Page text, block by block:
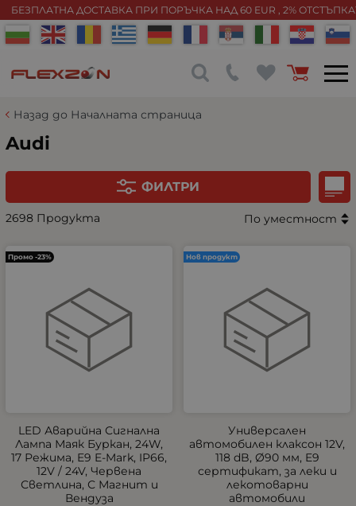
БЕЗПЛАТНА ДОСТАВКА ПРИ ПОРЪЧКА НАД 60 EUR , 2%
Назад до Началната страница
Audi
ФИЛТРИ
2698 Продукта По уместност
LED Аварийна Сигнална
Лампа Маяк Буркан, 24W,
17 Режима, E9 E-Mark, IP66,
12V / 24V, Червена
Светлина, С Магнит и
Вендуза
Промо -23%
Универсален
автомобилен клаксон 12V,
118 dB, Ø90 мм, E9
сертификат, за леки и
лекотоварни
автомобили
Нов продукт